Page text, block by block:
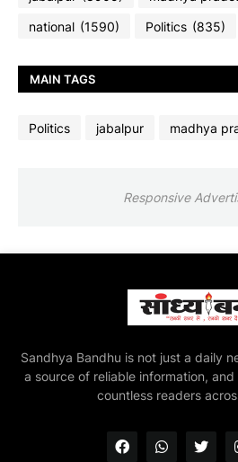
national (1590) Politics (835)
MAIN TAGS
Politics jabalpur madhya
Responsive
Sandhya Bandhu is not just a daily
a source of reliable information,
countless readers